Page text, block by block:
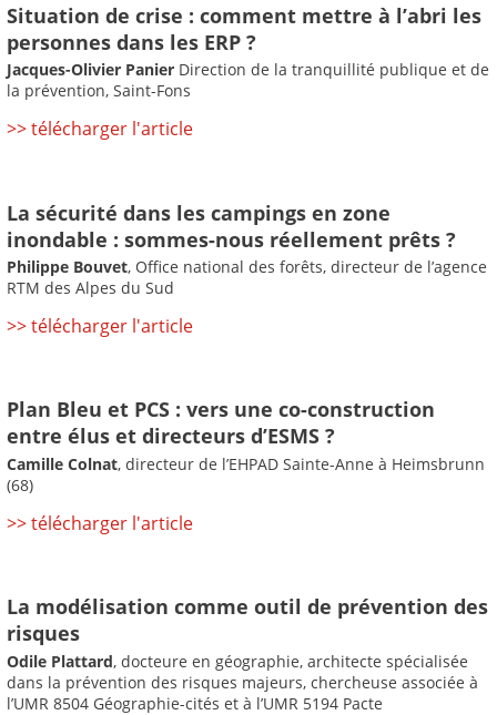
Situation de crise : comment mettre à l’abri les
personnes dans les ERP ?
Jacques-Olivier Panier Direction de la tranquillité publique et de
la prévention, Saint-Fons
>> télécharger l'article
La sécurité dans les campings en zone
inondable : sommes-nous réellement prêts ?
Philippe Bouvet, Office national des forêts, directeur de l’agence
RTM des Alpes du Sud
>> télécharger l'article
Plan Bleu et PCS : vers une co-construction
entre élus et directeurs d’ESMS ?
Camille Colnat, directeur de l’EHPAD Sainte-Anne à Heimsbrunn
(68)
>> télécharger l'article
La modélisation comme outil de prévention des
risques
Odile Plattard, docteure en géographie, architecte spécialisée
dans la prévention des risques majeurs, chercheuse associée à
l’UMR 8504 Géographie-cités et à l’UMR 5194 Pacte